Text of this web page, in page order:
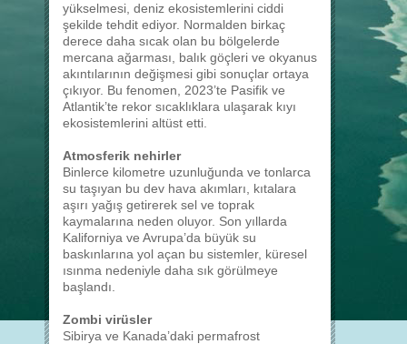
yükselmesi, deniz ekosistemlerini ciddi
şekilde tehdit ediyor. Normalden birkaç
derece daha sıcak olan bu bölgelerde
mercana ağarması, balık göçleri ve okyanus
akıntılarının değişmesi gibi sonuçlar ortaya
çıkıyor. Bu fenomen, 2023’te Pasifik ve
Atlantik’te rekor sıcaklıklara ulaşarak kıyı
ekosistemlerini altüst etti.
Atmosferik nehirler
Binlerce kilometre uzunluğunda ve tonlarca
su taşıyan bu dev hava akımları, kıtalara
aşırı yağış getirerek sel ve toprak
kaymalarına neden oluyor. Son yıllarda
Kaliforniya ve Avrupa’da büyük su
baskınlarına yol açan bu sistemler, küresel
ısınma nedeniyle daha sık görülmeye
başlandı.
Zombi virüsler
Sibirya ve Kanada’daki permafrost